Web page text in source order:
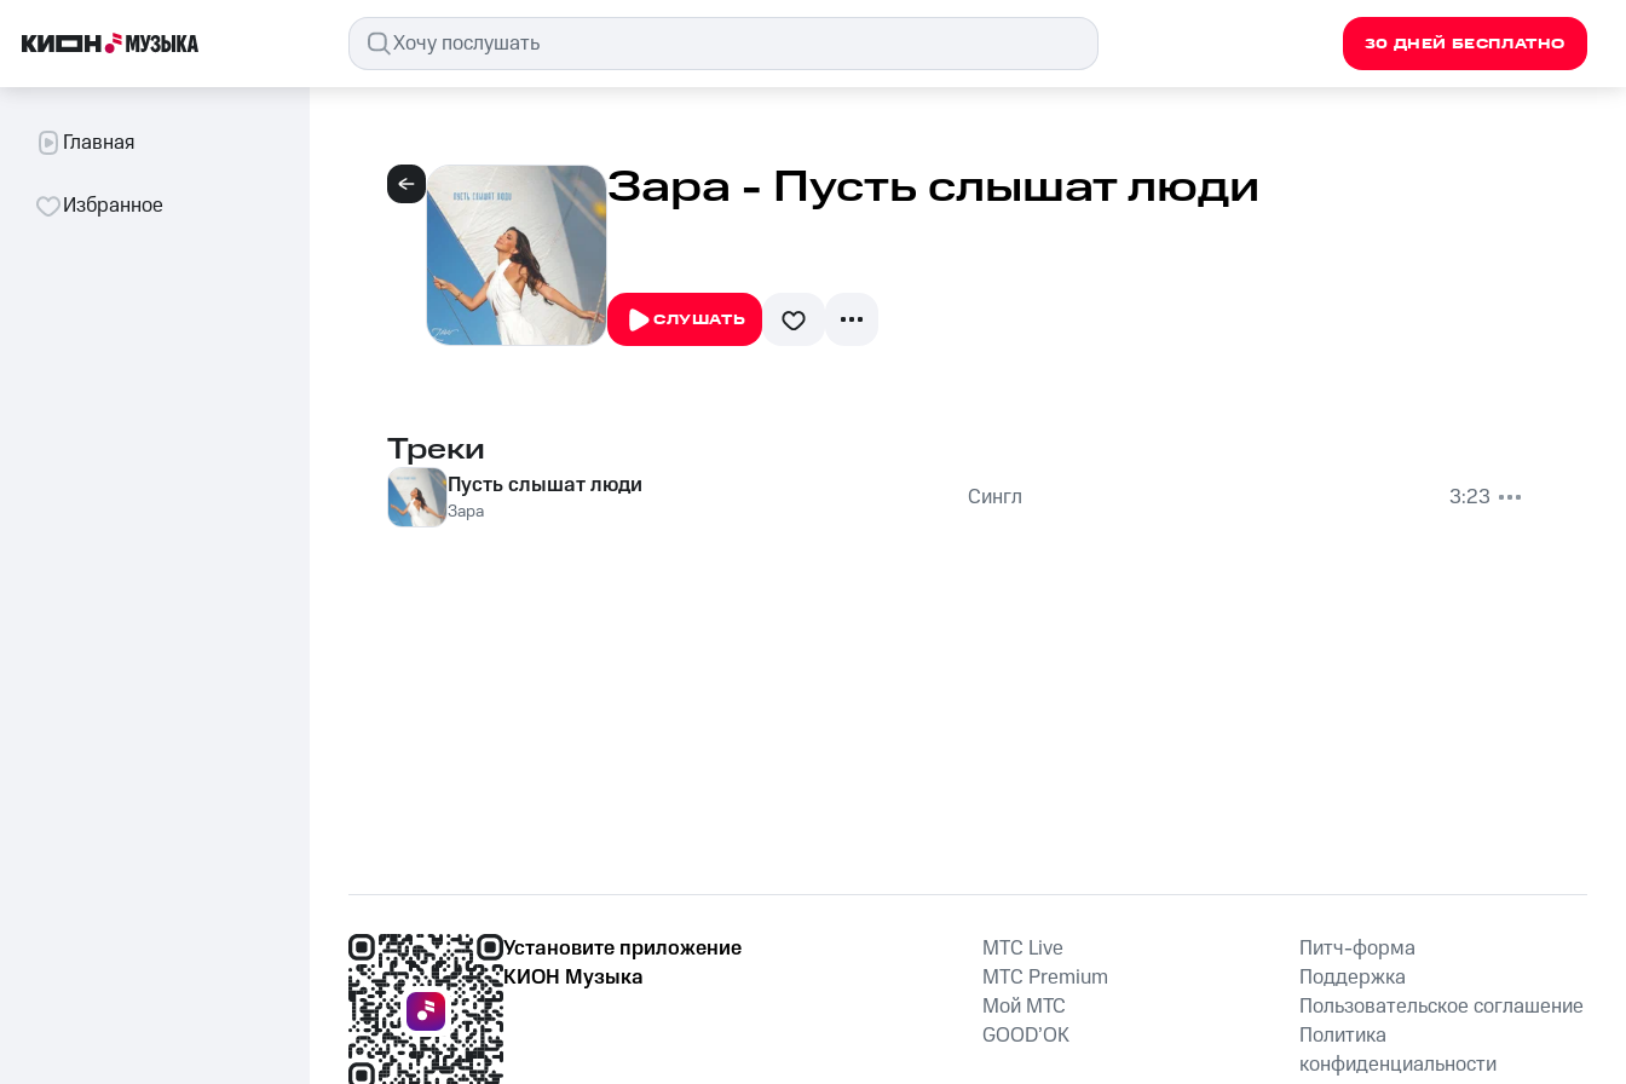
30 ДНЕЙ БЕСПЛАТНО
Главная
Избранное Зара - Пусть слышат люди
СЛУШАТЬ
Треки
Пусть слышат люди
Зара Сингл 3:23
Установите приложение
КИОН Музыка
MTС Live
MTС Premium
Мой МТС
GOOD’OK
Питч-форма
Поддержка
Пользовательское соглашение
Политика
конфиденциальности